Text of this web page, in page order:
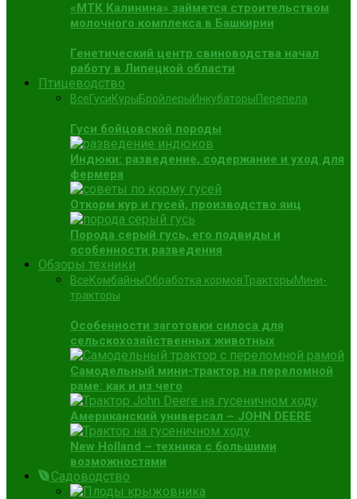
«МТК Калинина» займется строительством
молочного комплекса в Башкирии
Генетический центр свиноводства начал
работу в Липецкой области
Птицеводство
ВсеГусиКурыБройлерыИнкубаторыПерепела
Гуси бойцовской породы
Индюки: разведение, содержание и уход для
фермера
Откорм кур и гусей, производство яиц
Порода серый гусь, его подвиды и
особенности разведения
Обзоры техники
ВсеКомбайныОбработка кормовТракторыМини-
тракторы
Особенности заготовки силоса для
сельскохозяйственных животных
Самодельный мини-трактор на переломной
раме: как и из чего
Американский универсал – JOHN DEERE
New Holland – техника с большими
возможностями
Садоводство